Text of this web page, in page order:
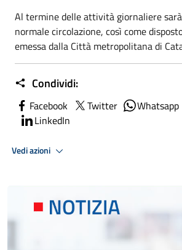
Al termine delle attività giornaliere
normale circolazione, così come
emessa dalla Città metropolitana di
Condividi:
Facebook Twitter Whatsapp
LinkedIn
Vedi azioni